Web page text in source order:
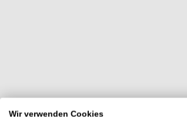
Wir verwenden Cookies